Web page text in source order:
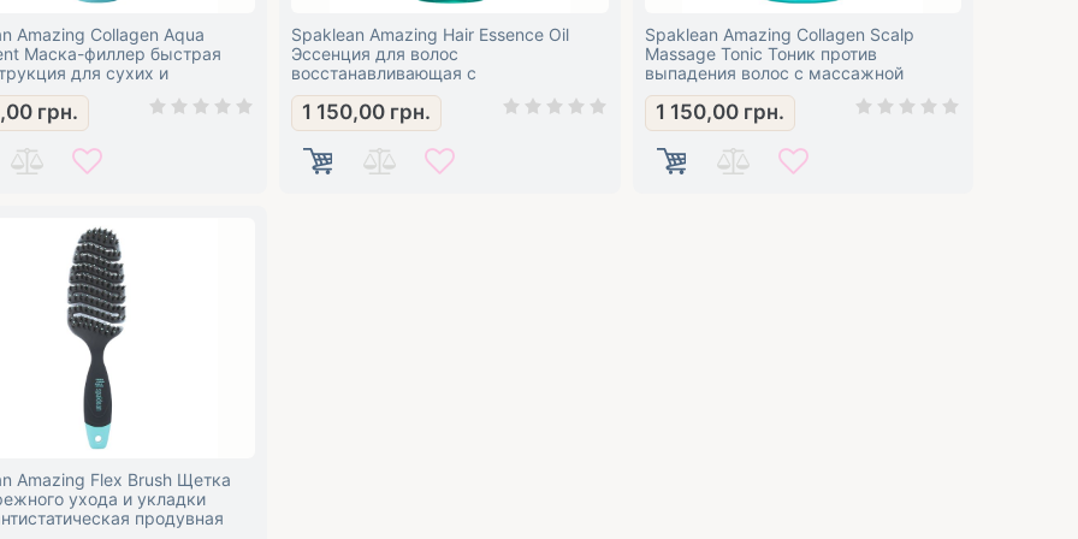
Amazing Collagen Aqua
Маска-филлер быстрая
для сухих и
волос с коллагеном и
грн.
Spaklean Amazing Hair Essence Oil
Эссенция для волос
восстанавливающая с
термозащитным эффектом
1 150,00 грн.
Spaklean Amazing Collagen Scalp
Massage Tonic Тоник против
выпадения волос с массажной
насадкой
1 150,00 грн.
Amazing Flex Brush Щетка
ухода и укладки
продувная